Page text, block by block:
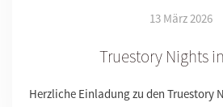
13 März 2026
Truestory Nights
Herzliche Einladung zu den Truestory